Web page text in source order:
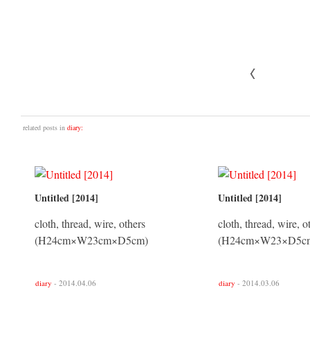
related posts in diary:
Untitled [2014]
cloth, thread, wire, others
(H24cm×W23cm×D5cm)
diary - 2014.04.06
Untitled [2014]
cloth, thread, wire,
diary - 2014.03.06